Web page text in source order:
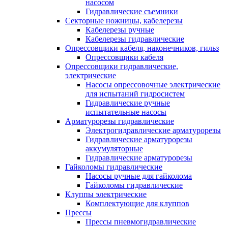
насосом
Гидравлические съемники
Секторные ножницы, кабелерезы
Кабелерезы ручные
Кабелерезы гидравлические
Опрессовщики кабеля, наконечников, гильз
Опрессовщики кабеля
Опрессовщики гидравлические,
электрические
Насосы опрессовочные электрические
для испытаний гидросистем
Гидравлические ручные
испытательные насосы
Арматурорезы гидравлические
Электрогидравлические арматурорезы
Гидравлические арматурорезы
аккумуляторные
Гидравлические арматурорезы
Гайколомы гидравлические
Насосы ручные для гайколома
Гайколомы гидравлические
Клуппы электрические
Комплектующие для клуппов
Прессы
Прессы пневмогидравлические